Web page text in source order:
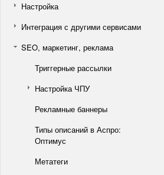
Настройка
Интеграция с другими сервисами
SEO, маркетинг, реклама
Триггерные рассылки
Настройка ЧПУ
Рекламные баннеры
Типы описаний в Аспро:
Оптимус
Метатеги